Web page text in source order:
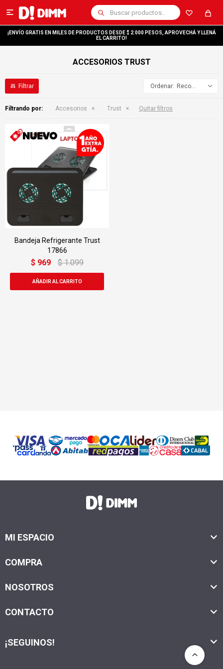

¡ENVÍO GRATIS EN MILES DE PRODUCTOS DESDE $ 2.000 PESOS, APROVECHÁ Y LLENÁ
EL CARRITO!
ACCESORIOS TRUST
Recomendados
Filtrando por: Accesorios Trust Quitar filtros
Bandeja Refrigerante Trust
17866
$ 969 $ 1.099
MI ESPACIO
COMPRA
NOSOTROS
CONTACTO
¡SEGUINOS!